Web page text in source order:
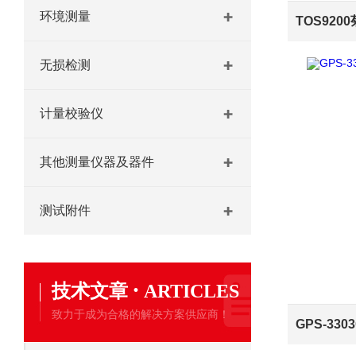
环境测量
无损检测
计量校验仪
其他测量仪器及器件
测试附件
技术文章 · ARTICLES
致力于成为合格的解决方案供应商！